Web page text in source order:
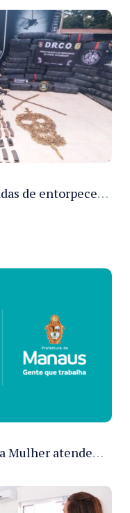
PMAM apreende 16,6 toneladas de entorpecentes e registra aumento nas prisões em flagrante e nas capturas de foragidos no primeiro semestre de 2026
Unidades Móveis de Saúde da Mulher atendem diversas zonas de Manaus durante o mês de agosto